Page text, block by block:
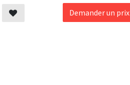
Demander un prix